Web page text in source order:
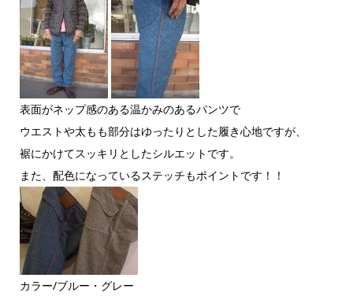
表面がネップ感のある温かみのあるパンツで
ウエストや太もも部分はゆったりとした履き心地ですが、
裾にかけてスッキリとしたシルエットです。
また、配色になっているステッチもポイントです！！
カラー/ブルー・グレー